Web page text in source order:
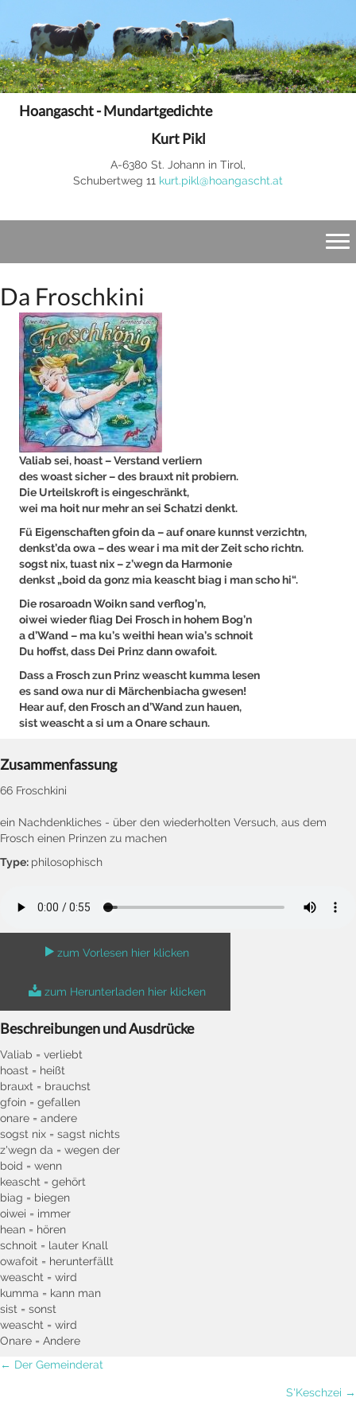
Hoangascht - Mundartgedichte
Kurt Pikl
A-6380 St. Johann in Tirol,
Schubertweg 11 kurt.pikl@hoangascht.at
Da Froschkini
Valiab sei, hoast – Verstand verliern
des woast sicher – des brauxt nit probiern.
Die Urteilskroft is eingeschränkt,
wei ma hoit nur mehr an sei Schatzi denkt.
Fü Eigenschaften gfoin da – auf onare kunnst verzichtn,
denkst’da owa – des wear i ma mit der Zeit scho richtn.
sogst nix, tuast nix – z’wegn da Harmonie
denkst „boid da gonz mia keascht biag i man scho hi“.
Die rosaroadn Woikn sand verflog’n,
oiwei wieder fliag Dei Frosch in hohem Bog’n
a d’Wand – ma ku’s weithi hean wia’s schnoit
Du hoffst, dass Dei Prinz dann owafoit.
Dass a Frosch zun Prinz weascht kumma lesen
es sand owa nur di Märchenbiacha gwesen!
Hear auf, den Frosch an d’Wand zun hauen,
sist weascht a si um a Onare schaun.
Zusammenfassung
66 Froschkini
ein Nachdenkliches - über den wiederholten Versuch, aus dem
Frosch einen Prinzen zu machen
Type: philosophisch
zum Vorlesen hier klicken
zum Herunterladen hier klicken
Beschreibungen und Ausdrücke
Valiab = verliebt
hoast = heißt
brauxt = brauchst
gfoin = gefallen
onare = andere
sogst nix = sagst nichts
z'wegn da = wegen der
boid = wenn
keascht = gehört
biag = biegen
oiwei = immer
hean = hören
schnoit = lauter Knall
owafoit = herunterfällt
weascht = wird
kumma = kann man
sist = sonst
weascht = wird
Onare = Andere
Posts
← Der Gemeinderat
S'Keschzei →